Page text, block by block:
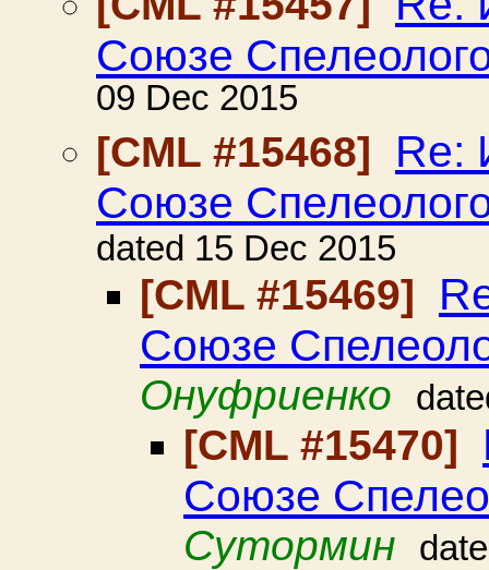
Союзе
09 Dec 2015
[CML #15468]
Re:
Союзе
dated 15 Dec 2015
[CML #15469]
Союзе
Онуфриенко
[CML #15470]
Союзе
Сутормин